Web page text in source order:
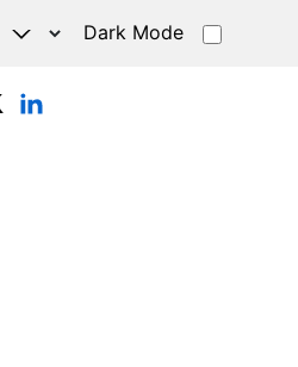
Dark Mode